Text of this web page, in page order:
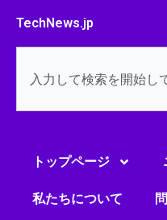
TechNews.jp
トップページ
私たちについて